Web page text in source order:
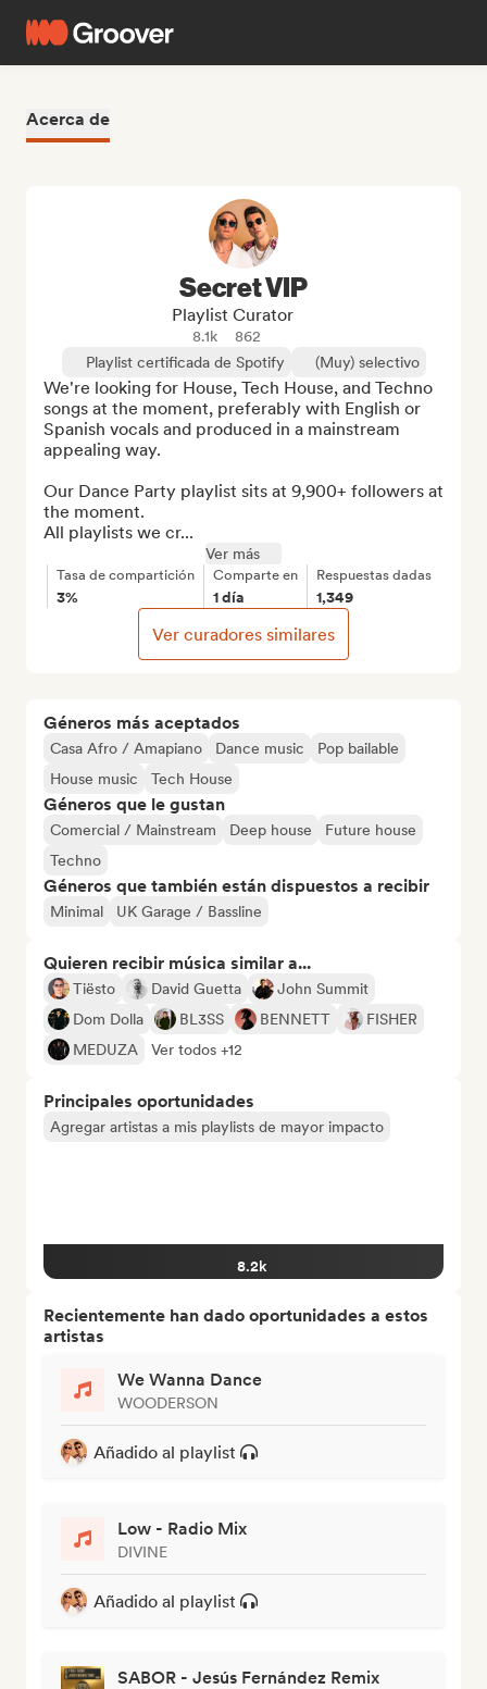
Acerca de
Géneros más aceptados
Casa Afro / Amapiano Dance music
Pop bailable
House music
Tech House
Géneros que le gustan
Comercial / Mainstream Deep house
Future house
Techno
Géneros que también están dispuestos a recibir
Minimal UK Garage / Bassline
Quieren recibir música similar a...
Tiësto David Guetta
John Summit
Dom Dolla
BL3SS BENNETT
FISHER
MEDUZA
Ver todos +12
Principales oportunidades
Agregar artistas a mis playlists de mayor impacto
8.2k
Recientemente han dado oportunidades a estos
artistas
We Wanna Dance
WOODERSON
Añadido al playlist
Low - Radio Mix
DIVINE
Añadido al playlist
SABOR - Jesús Fernández Remix
Secret VIP
Playlist Curator
8.1k
862
Playlist certificada de Spotify
(Muy) selectivo
We're looking for House, Tech House, and Techno
songs at the moment, preferably with English or
Spanish vocals and produced in a mainstream
appealing way.
Our Dance Party playlist sits at 9,900+ followers at
the moment.
All playlists we cr...
Ver más
Tasa de compartición
3%
Comparte en
1 día
Respuestas dadas
1,349
Ver curadores similares